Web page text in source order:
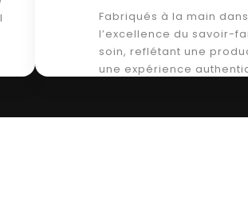
Fabriqués à la main
l’excellence du savoir-
soin, reflétant une
une expérience